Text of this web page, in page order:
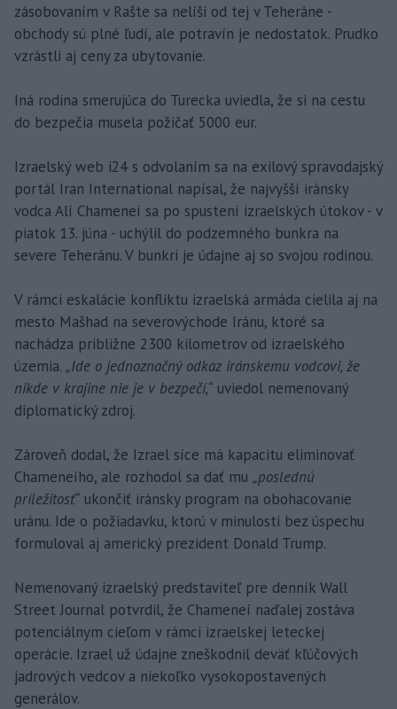
zásobovaním v Rašte sa nelíši od tej v Teheráne -
obchody sú plné ľudí, ale potravín je nedostatok. Prudko
vzrástli aj ceny za ubytovanie.
Iná rodina smerujúca do Turecka uviedla, že si na cestu
do bezpečia musela požičať 5000 eur.
Izraelský web i24 s odvolaním sa na exilový spravodajský
portál Iran International napísal, že najvyšší iránsky
vodca Alí Chameneí sa po spustení izraelských útokov - v
piatok 13. júna - uchýlil do podzemného bunkra na
severe Teheránu. V bunkri je údajne aj so svojou rodinou.
V rámci eskalácie konfliktu izraelská armáda cielila aj na
mesto Mašhad na severovýchode Iránu, ktoré sa
nachádza približne 2300 kilometrov od izraelského
územia. „Ide o jednoznačný odkaz iránskemu vodcovi, že
nikde v krajine nie je v bezpečí,“ uviedol nemenovaný
diplomatický zdroj.
Zároveň dodal, že Izrael síce má kapacitu eliminovať
Chameneího, ale rozhodol sa dať mu „poslednú
príležitosť“ ukončiť iránsky program na obohacovanie
uránu. Ide o požiadavku, ktorú v minulosti bez úspechu
formuloval aj americký prezident Donald Trump.
Nemenovaný izraelský predstaviteľ pre denník Wall
Street Journal potvrdil, že Chameneí naďalej zostáva
potenciálnym cieľom v rámci izraelskej leteckej
operácie. Izrael už údajne zneškodnil deväť kľúčových
jadrových vedcov a niekoľko vysokopostavených
generálov.